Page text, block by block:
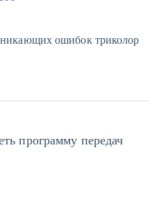
ошибок триколор
программу передач